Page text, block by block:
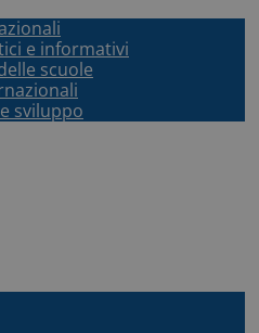
e informativi
scuole
sviluppo